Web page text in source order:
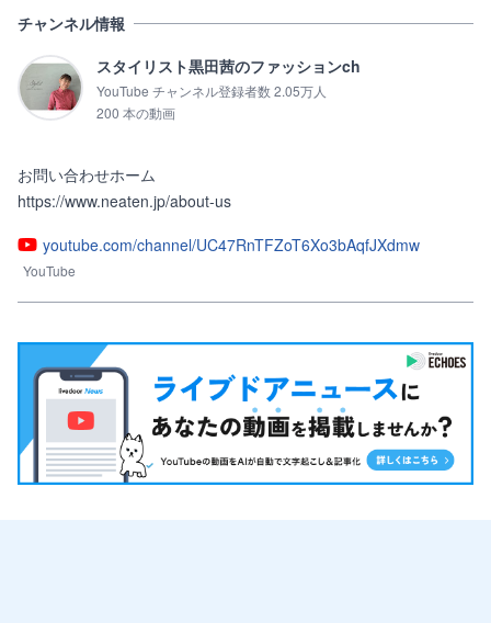
チャンネル情報
スタイリスト黒田茜のファッションch
YouTube チャンネル登録者数 2.05万人
200 本の動画
お問い合わせホーム
https://www.neaten.jp/about-us
youtube.com/channel/UC47RnTFZoT6Xo3bAqfJXdmw
YouTube